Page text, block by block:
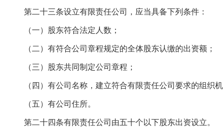
第二十三条设立有限责任公司，应当具备下列条件：
（一）股东符合法定人数；
（二）有符合公司章程规定的全体股东认缴的出资额；
（三）股东共同制定公司章程；
（四）有公司名称，建立符合有限责任公司要求的组织
（五）有公司住所。
第二十四条有限责任公司由五十个以下股东出资设立。